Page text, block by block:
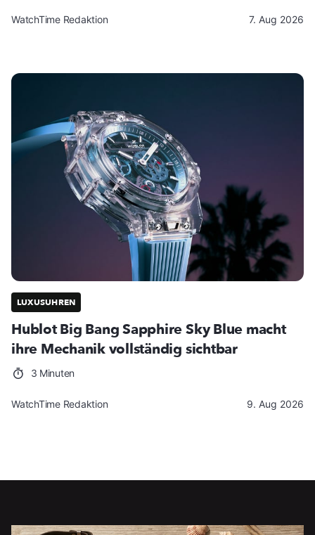
WatchTime Redaktion 7. Aug 2026
LUXUSUHREN
Hublot Big Bang Sapphire Sky Blue macht
ihre Mechanik vollständig sichtbar
3 Minuten
WatchTime Redaktion 9. Aug 2026